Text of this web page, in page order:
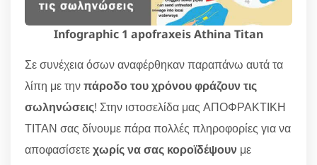
Infographic 1 apofraxeis Athina Titan
Σε συνέχεια όσων αναφέρθηκαν παραπάνω αυτά τα
λίπη με τηνπάροδο του χρόνου φράζουν τις
σωληνώσεις! Στην ιστοσελίδα μας ΑΠΟΦΡΑΚΤΙΚΗ
ΤΙΤΑΝ σας δίνουμε πάρα πολλές πληροφορίες για να
αποφασίσετεχωρίς να σας κοροϊδέψουν με